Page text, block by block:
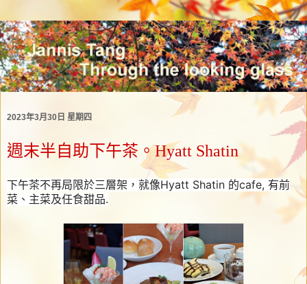
2023年3月30日 星期四
週末半自助下午茶。Hyatt Shatin
下午茶不再局限於三層架，就像Hyatt Shatin 的cafe, 有前
菜、主菜及任食甜品.